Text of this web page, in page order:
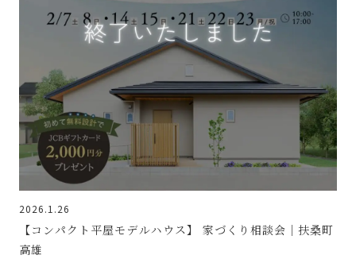
2026.1.26
【コンパクト平屋モデルハウス】 家づくり相談会｜扶桑町
高雄